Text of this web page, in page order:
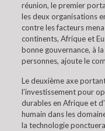
réunion, le premier
les deux organisations
contre les facteurs
continents, Afrique et
bonne gouvernance, à
personnes, ajoute le
Le deuxième axe
l’investissement pour
durables en Afrique et
humain dans les
la technologie